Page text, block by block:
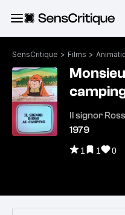
SensCritique > Films >
Il signor
1979
1 1 0